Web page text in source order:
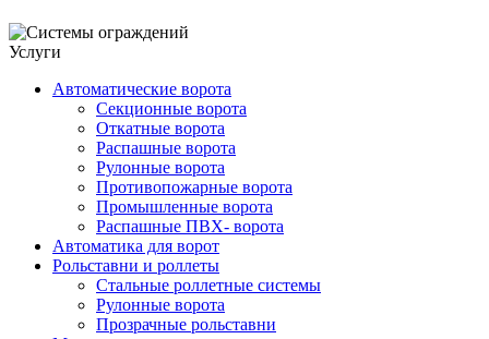
Услуги
Автоматические ворота
Секционные ворота
Откатные ворота
Распашные ворота
Рулонные ворота
Противопожарные ворота
Промышленные ворота
Распашные ПВХ- ворота
Автоматика для ворот
Рольставни и роллеты
Стальные роллетные системы
Рулонные ворота
Прозрачные рольставни